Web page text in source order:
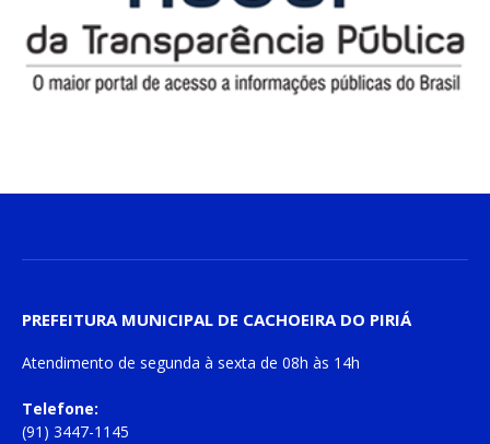
PREFEITURA MUNICIPAL DE CACHOEIRA DO PIRIÁ
Atendimento de segunda à sexta de 08h às 14h
Telefone:
(91) 3447-1145